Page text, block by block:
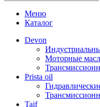
Меню
Каталог
Devon
Моторные
Prista oil
Taif